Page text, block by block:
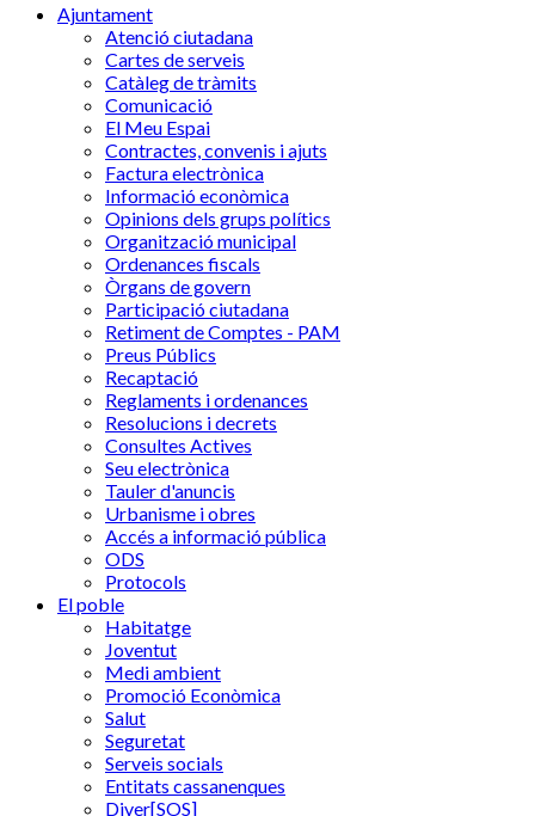
Ajuntament
Atenció ciutadana
Cartes de serveis
Catàleg de tràmits
Comunicació
El Meu Espai
Contractes, convenis i ajuts
Factura electrònica
Informació econòmica
Opinions dels grups polítics
Organització municipal
Ordenances fiscals
Òrgans de govern
Participació ciutadana
Retiment de Comptes - PAM
Preus Públics
Recaptació
Reglaments i ordenances
Resolucions i decrets
Consultes Actives
Seu electrònica
Tauler d'anuncis
Urbanisme i obres
Accés a informació pública
ODS
Protocols
El poble
Habitatge
Joventut
Medi ambient
Promoció Econòmica
Salut
Seguretat
Serveis socials
Entitats cassanenques
Diver[SOS]